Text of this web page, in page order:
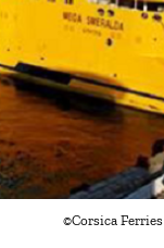
©Corsica Ferries